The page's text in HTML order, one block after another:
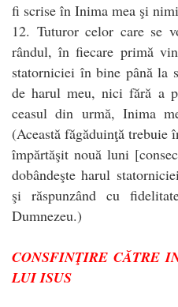
fi scrise în Inima mea şi
12. Tuturor celor care se
rândul, în fiecare primă
statorniciei în bine până
de harul meu, nici fără a
ceasul din urmă, Inima
(Această făgăduinţă trebuie
împărtăşit nouă luni
dobândeşte harul
şi răspunzând cu
Dumnezeu.)
CONSFINŢIRE CĂTRE
LUI ISUS